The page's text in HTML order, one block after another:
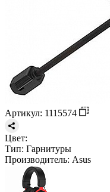
Артикул: 1115574
Цвет:
Тип: Гарнитуры
Производитель: Asus